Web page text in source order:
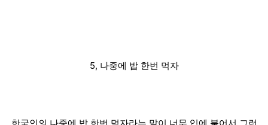
5, 나중에 밥 한번 먹자